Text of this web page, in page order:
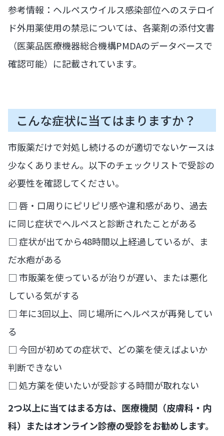
参考情報：ヘルペスウイルス感染部位へのステロイ
ド外用薬使用の禁忌については、各薬剤の添付文書
（医薬品医療機器総合機構PMDAのデータベースで
確認可能）に記載されています。
こんな症状に当てはまりますか？
市販薬だけで対処し続けるのが適切でないケースは
少なくありません。以下のチェックリストで受診の
必要性を確認してください。
□ 唇・口周りにピリピリ感や違和感があり、過去
に同じ症状でヘルペスと診断されたことがある
□ 症状が出てから48時間以上経過しているが、ま
だ水疱がある
□ 市販薬を使っているが治りが遅い、または悪化
している気がする
□ 年に3回以上、同じ場所にヘルペスが再発してい
る
□ 今回が初めての症状で、どの薬を使えばよいか
判断できない
□ 処方薬を使いたいが受診する時間が取れない
2つ以上に当てはまる方は、医療機関（皮膚科・内
科）またはオンライン診療の受診をお勧めします。